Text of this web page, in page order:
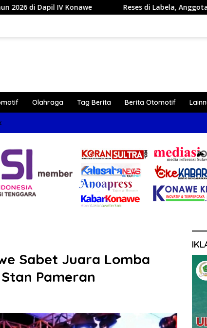
Reses di Labela, Anggota DPRD Sultra Dr Ardin Akan
Olahraga Tag Berita Berita Otomotif
Sabet Juara Lomba
Pameran